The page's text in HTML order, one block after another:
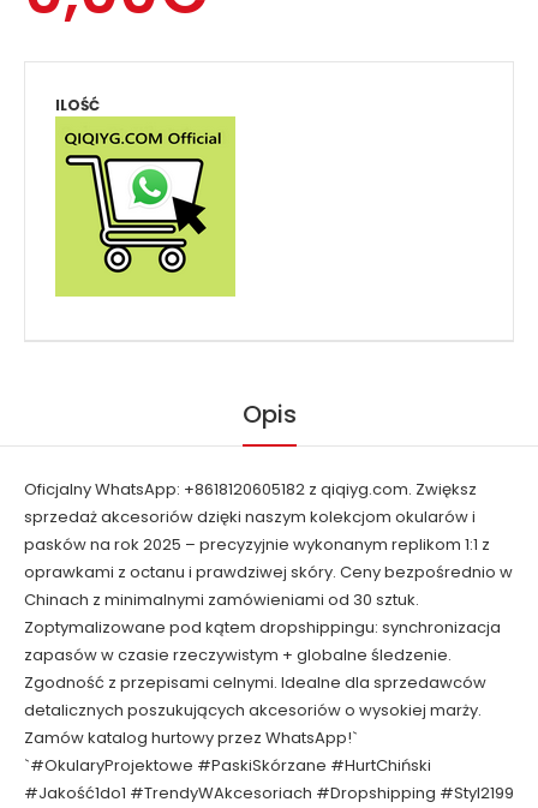
ILOŚĆ
Opis
Oficjalny WhatsApp: +8618120605182 z qiqiyg.com. Zwiększ
sprzedaż akcesoriów dzięki naszym kolekcjom okularów i
pasków na rok 2025 – precyzyjnie wykonanym replikom 1:1 z
oprawkami z octanu i prawdziwej skóry. Ceny bezpośrednio w
Chinach z minimalnymi zamówieniami od 30 sztuk.
Zoptymalizowane pod kątem dropshippingu: synchronizacja
zapasów w czasie rzeczywistym + globalne śledzenie.
Zgodność z przepisami celnymi. Idealne dla sprzedawców
detalicznych poszukujących akcesoriów o wysokiej marży.
Zamów katalog hurtowy przez WhatsApp!`
`#OkularyProjektowe #PaskiSkórzane #HurtChiński
#Jakość1do1 #TrendyWAkcesoriach #Dropshipping #Styl2199